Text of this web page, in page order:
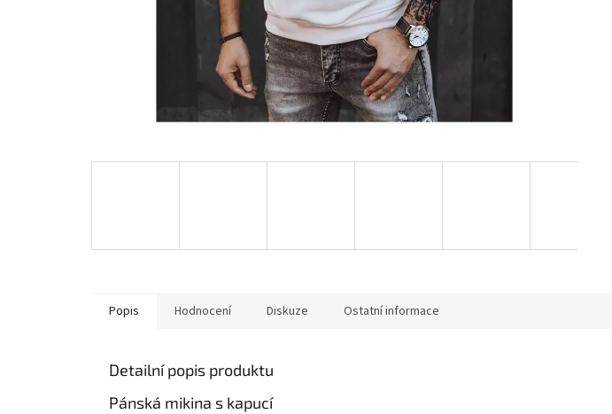
Popis Hodnocení Diskuze Ostatní informace
Detailní popis produktu
Pánská mikina s kapucí